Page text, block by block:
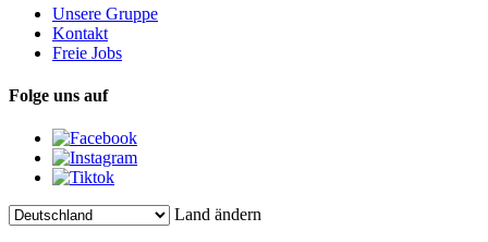
Unsere Gruppe
Kontakt
Freie Jobs
Folge uns auf
Land ändern